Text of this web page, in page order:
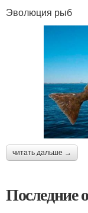
Эволюция рыб
читать дальше →
Последние